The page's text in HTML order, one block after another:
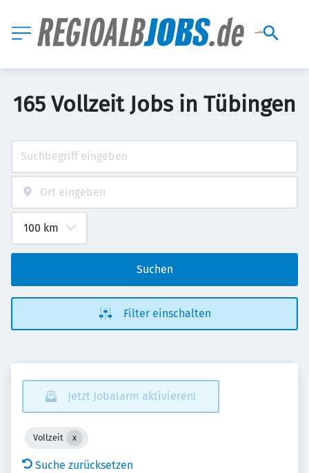
165 Vollzeit Jobs in Tübingen
Suchen
Filter einschalten
Jetzt Jobalarm aktivieren!
Vollzeit
Suche zurücksetzen